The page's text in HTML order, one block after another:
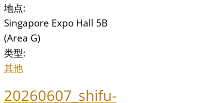
地点:
Singapore Expo Hall 5B
(Area G)
类型:
其他
20260607_shifu-